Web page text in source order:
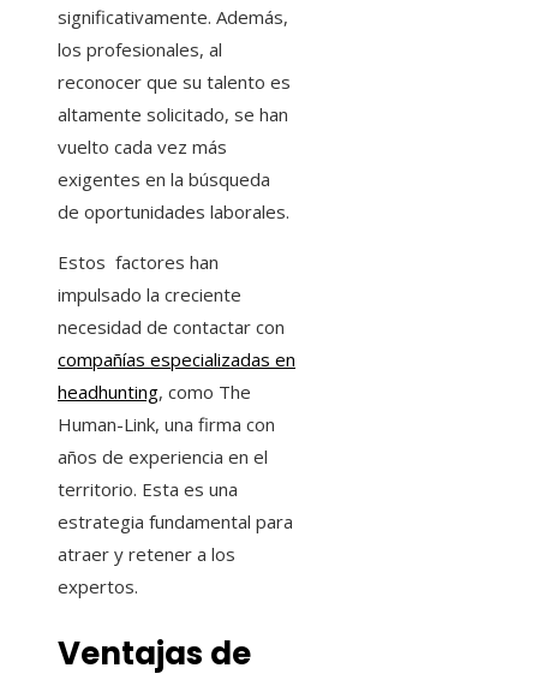
significativamente. Además,
los profesionales, al
reconocer que su talento es
altamente solicitado, se han
vuelto cada vez más
exigentes en la búsqueda
de oportunidades laborales.
Estos factores han
impulsado la creciente
necesidad de contactar con
compañías especializadas en
headhunting, como The
Human-Link, una firma con
años de experiencia en el
territorio. Esta es una
estrategia fundamental para
atraer y retener a los
expertos.
Ventajas de